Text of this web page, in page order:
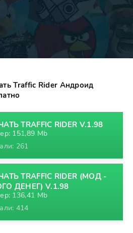
Traffic Rider Андроид
TRAFFIC RIDER V.1.98
151,89 Mb
261
TRAFFIC RIDER (МОД -
ДЕНЕГ) V.1.98
136,41 Mb
414